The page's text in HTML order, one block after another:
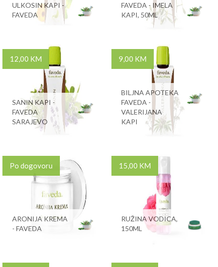
ULKOSIN KAPI -
FAVEDA
FAVEDA - IMELA
KAPI, 50ML
12,00 KM
SANIN KAPI -
FAVEDA
SARAJEVO
9,00 KM
BILJNA APOTEKA
FAVEDA -
VALERIJANA
KAPI
Po dogovoru
ARONIJA KREMA
- FAVEDA
15,00 KM
RUŽINA VODICA,
150ML